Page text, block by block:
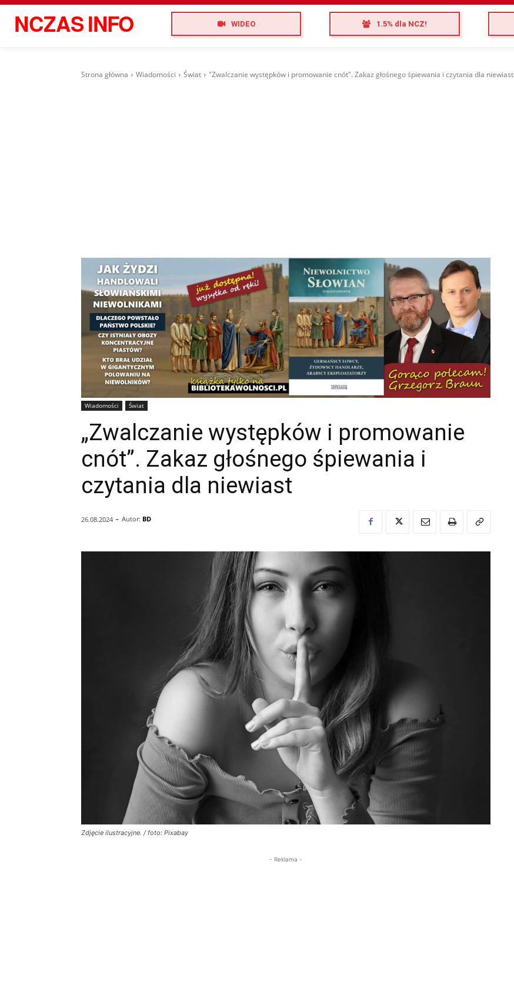
NCZASINFO WIDEO 1.5% dla NCZ!
Strona główna Wiadomości Świat "Zwalczanie występków i promowanie cnót". Zakaz głośnego śpiewania i czytania dla niewiast
Wiadomości Świat
„Zwalczanie występków i promowanie
cnót”. Zakaz głośnego śpiewania i
czytania dla niewiast
26.08.2024 - Autor: BD
Zdjęcie ilustracyjne. / foto: Pixabay
- Reklama -